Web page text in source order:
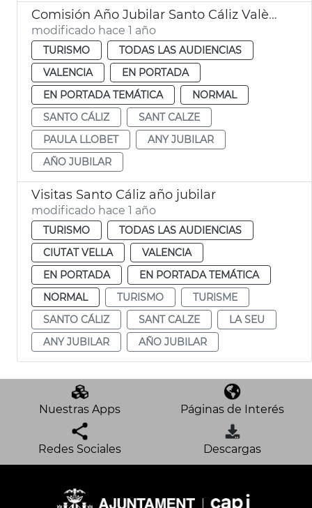
Comisión Año Jubilar Santo Cáliz València
modificado hace 1 año
TURISMO
TODAS LAS AUDIENCIAS
VALENCIA
EN PORTADA
EN PORTADA TEMÁTICA
NORMAL
SANTO CÁLIZ
SANT CALZE
PAULA LLOBET
ANY JUBILAR
AÑO JUBILAR
Visitas Santo Cáliz año jubilar
modificado hace 1 año
TURISMO
TODAS LAS AUDIENCIAS
CIUTAT VELLA
VALENCIA
EN PORTADA
EN PORTADA TEMÁTICA
NORMAL
TURISMO
TURISME
SANTO CÁLIZ
SANT CALZE
LA SEU
ANY JUBILAR
AÑO JUBILAR
Nuestras Apps Páginas de Interés
Redes Sociales Descargas